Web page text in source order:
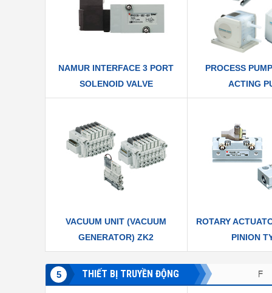
NAMUR INTERFACE 3 PORT
SOLENOID VALVE
PROCESS
ACTING
VACUUM UNIT (VACUUM
GENERATOR) ZK2
ROTARY
PINION
5 THIẾT BỊ TRUYỀN ĐỘNG
NSK, NTN, SKF TSUBAKI